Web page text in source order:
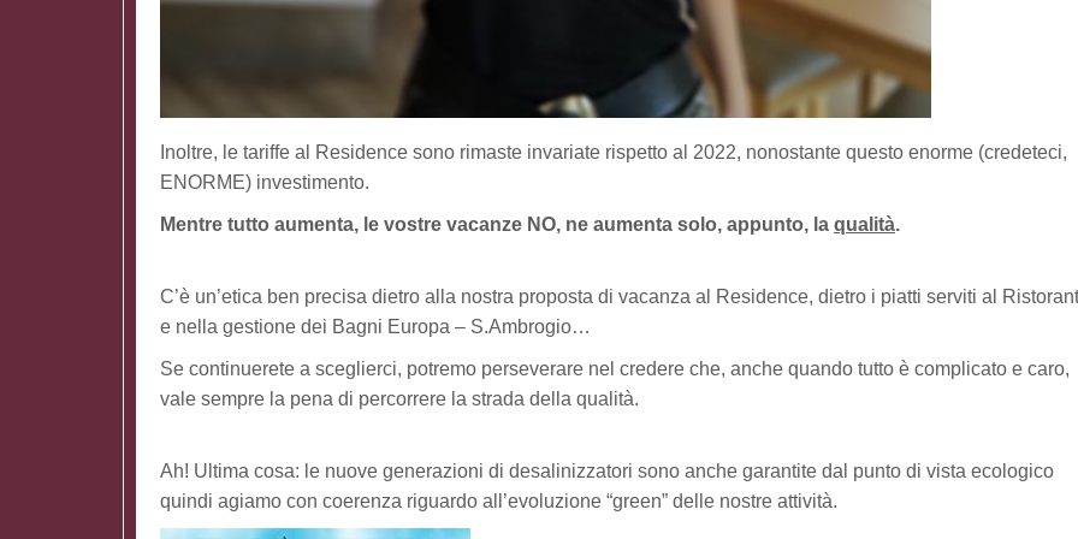
Inoltre, le tariffe al Residence sono rimaste invariate rispetto al 2022, nonostante questo enorme (credeteci,
ENORME) investimento.
Mentre tutto aumenta, le vostre vacanze NO, ne aumenta solo, appunto, la qualità.
C’è un’etica ben precisa dietro alla nostra proposta di vacanza al Residence, dietro i piatti serviti al
e nella gestione dei Bagni Europa – S.Ambrogio…
Se continuerete a sceglierci, potremo perseverare nel credere che, anche quando tutto è complicato e caro,
vale sempre la pena di percorrere la strada della qualità.
Ah! Ultima cosa: le nuove generazioni di desalinizzatori sono anche garantite dal punto di vista ecologico
quindi agiamo con coerenza riguardo all’evoluzione “green” delle nostre attività.